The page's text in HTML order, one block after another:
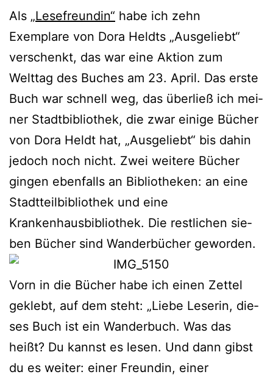
Als „Lesefreundin“ habe ich zehn
Exemplare von Dora Heldts „Ausgeliebt“
ver­schenkt, das war eine Aktion zum
Welttag des Buches am 23. April. Das ers­te
Buch war schnell weg, das über­ließ ich mei­
ner Stadtbibliothek, die zwar eini­ge Bücher
von Dora Heldt hat, „Ausgeliebt“ bis dahin
jedoch noch nicht. Zwei wei­te­re Bücher
gin­gen eben­falls an Bibliotheken: an eine
Stadtteilbibliothek und eine
Krankenhausbibliothek. Die rest­li­chen sie­
ben Bücher sind Wanderbücher geworden.
Vorn in die Bücher habe ich einen Zettel
geklebt, auf dem steht: „Liebe Leserin, die­
ses Buch ist ein Wanderbuch. Was das
heißt? Du kannst es lesen. Und dann gibst
du es wei­ter: einer Freundin, einer